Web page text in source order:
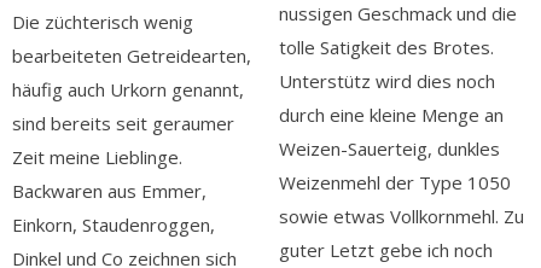
Die züchterisch wenig
bearbeiteten Getreidearten,
häufig auch Urkorn genannt,
sind bereits seit geraumer
Zeit meine Lieblinge.
Backwaren aus Emmer,
Einkorn, Staudenroggen,
Dinkel und Co zeichnen sich
nussigen Geschmack und die
tolle Satigkeit des Brotes.
Unterstütz wird dies noch
durch eine kleine Menge an
Weizen-Sauerteig, dunkles
Weizenmehl der Type 1050
sowie etwas Vollkornmehl. Zu
guter Letzt gebe ich noch